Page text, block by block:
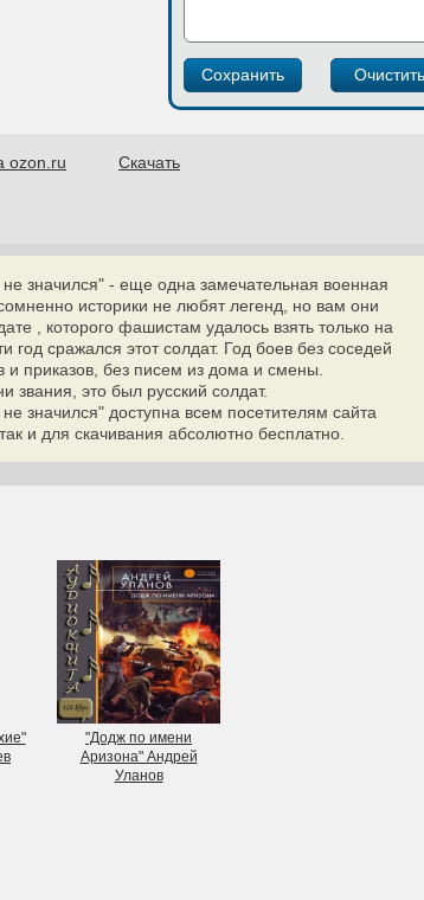
ozon.ru Скачать
значился" - еще одна замечательная военная
историки не любят легенд, но вам они
, которого фашистам удалось взять только на
сражался этот солдат. Год боев без соседей
и приказов, без писем из дома и смены.
это был русский солдат.
значился" доступна всем посетителям сайта
и для скачивания абсолютно бесплатно.
"Додж по имени
Аризона" Андрей
Уланов